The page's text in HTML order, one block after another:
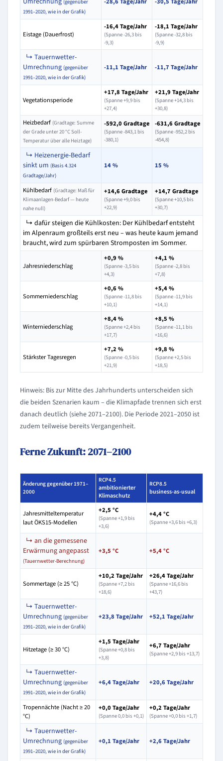
(gegenüber
1991–2020, wie in der Grafik)
Eistage (Dauerfrost)
-16,4 Tage/Jahr
(Spanne -26,3 bis
-9,3)
-18,1 Tage/Jahr
(Spanne -32,8 bis
-9,9)
↳ Tauernwetter-
Umrechnung (gegenüber
1991–2020, wie in der Grafik)
-11,1 Tage/Jahr -11,7 Tage/Jahr
Vegetationsperiode
+17,8 Tage/Jahr
(Spanne +9,9 bis
+27,4)
+21,9 Tage/Jahr
(Spanne +14,3 bis
+30,8)
Heizbedarf (Gradtage: Summe
der Grade unter 20 °C Soll-
Temperatur über alle Heiztage)
-592,0 Gradtage
(Spanne -843,1 bis
-380,1)
-631,6 Gradtage
(Spanne -952,2 bis
-454,8)
↳ Heizenergie-Bedarf
sinkt um (Basis 4.324
Gradtage/Jahr)
14 % 15 %
Kühlbedarf (Gradtage: Maß für
Klimaanlagen-Bedarf — heute
nahe null)
+14,6 Gradtage
(Spanne +9,0 bis
+22,9)
+14,7 Gradtage
(Spanne +10,5 bis
+30,7)
↳ dafür steigen die Kühlkosten: Der Kühlbedarf entsteht
im Alpenraum großteils erst neu – was heute kaum jemand
braucht, wird zum spürbaren Stromposten im Sommer.
Jahresniederschlag
+0,9 %
(Spanne -3,5 bis
+4,3)
+4,1 %
(Spanne -2,8 bis
+7,8)
Sommerniederschlag
+0,6 %
(Spanne -11,8 bis
+10,1)
+5,4 %
(Spanne -11,9 bis
+14,1)
Winterniederschlag
+8,4 %
(Spanne +2,4 bis
+17,7)
+8,5 %
(Spanne -11,1 bis
+16,6)
Stärkster Tagesregen
+7,2 %
(Spanne -0,5 bis
+21,9)
+9,8 %
(Spanne +2,5 bis
+18,5)
Hinweis: Bis zur Mitte des Jahrhunderts unterscheiden sich
die beiden Szenarien kaum – die Klimapfade trennen sich erst
danach deutlich (siehe 2071–2100). Die Periode 2021–2050 ist
zudem teilweise bereits Vergangenheit.
Ferne Zukunft: 2071–2100
Änderung gegenüber 1971–
2000
RCP4.5
ambitionierter
Klimaschutz
RCP8.5
business-as-usual
Jahresmitteltemperatur
laut ÖKS15-Modellen
+2,5 °C
(Spanne +1,9 bis
+3,6)
+4,4 °C
(Spanne +3,6 bis +6,3)
↳ an die gemessene
Erwärmung angepasst
(Tauernwetter-Berechnung)
+3,5 °C +5,4 °C
Sommertage (≥ 25 °C)
+10,2 Tage/Jahr
(Spanne +7,2 bis
+18,6)
+26,4 Tage/Jahr
(Spanne +16,6 bis
+43,7)
↳ Tauernwetter-
Umrechnung (gegenüber
1991–2020, wie in der Grafik)
+23,8 Tage/Jahr +52,1 Tage/Jahr
Hitzetage (≥ 30 °C)
+1,5 Tage/Jahr
(Spanne +0,8 bis
+3,8)
+6,7 Tage/Jahr
(Spanne +2,9 bis +13,7)
↳ Tauernwetter-
Umrechnung (gegenüber
1991–2020, wie in der Grafik)
+6,4 Tage/Jahr +20,6 Tage/Jahr
Tropennächte (Nacht ≥ 20
°C)
+0,0 Tage/Jahr
(Spanne 0,0 bis +0,1)
+0,2 Tage/Jahr
(Spanne +0,0 bis +1,7)
↳ Tauernwetter-
Umrechnung (gegenüber
1991–2020, wie in der Grafik)
+0,1 Tage/Jahr +2,6 Tage/Jahr